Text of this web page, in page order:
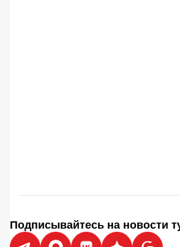
Подписывайтесь на новости